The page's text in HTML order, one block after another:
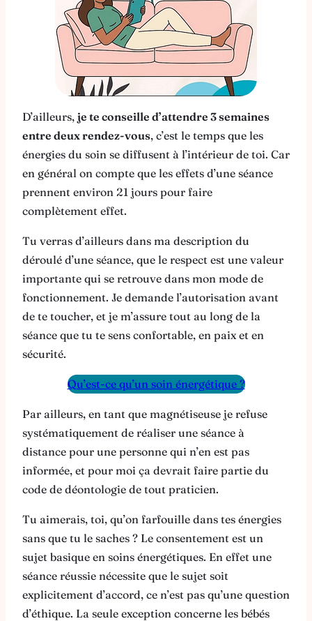
D’ailleurs, je te conseille d’attendre 3 semaines
entre deux rendez-vous, c’est le temps que les
énergies du soin se diffusent à l’intérieur de toi. Car
en général on compte que les effets d’une séance
prennent environ 21 jours pour faire
complètement effet.
Tu verras d’ailleurs dans ma description du
déroulé d’une séance, que le respect est une valeur
importante qui se retrouve dans mon mode de
fonctionnement. Je demande l’autorisation avant
de te toucher, et je m’assure tout au long de la
séance que tu te sens confortable, en paix et en
sécurité.
Qu’est-ce qu’un soin énergétique ?
Par ailleurs, en tant que magnétiseuse je refuse
systématiquement de réaliser une séance à
distance pour une personne qui n’en est pas
informée, et pour moi ça devrait faire partie du
code de déontologie de tout praticien.
Tu aimerais, toi, qu’on farfouille dans tes énergies
sans que tu le saches ? Le consentement est un
sujet basique en soins énergétiques. En effet une
séance réussie nécessite que le sujet soit
explicitement d’accord, ce n’est pas qu’une question
d’éthique. La seule exception concerne les bébés